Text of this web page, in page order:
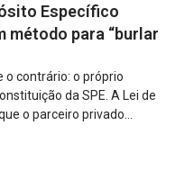
Específico
método para “burlar
o contrário: o próprio
da SPE. A Lei de
o parceiro privado
“fraude à licitação” é